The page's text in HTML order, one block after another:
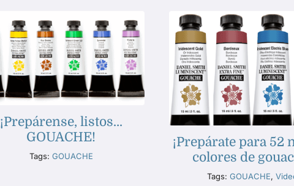
¡Prepárense, listos…
GOUACHE!
Tags: GOUACHE
¡Prepárate para 52
colores de
Tags:GOUACHE,